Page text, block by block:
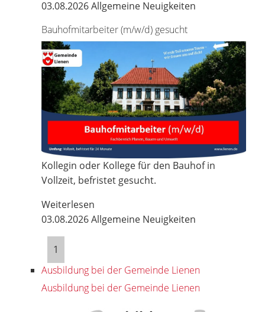
03.08.2026Allgemeine Neuigkeiten
Bauhofmitarbeiter (m/w/d) gesucht
Kollegin oder Kollege für den Bauhof in
Vollzeit, befristet gesucht.
Weiterlesen
03.08.2026Allgemeine Neuigkeiten
1
Ausbildung bei der Gemeinde Lienen
Ausbildung bei der Gemeinde Lienen